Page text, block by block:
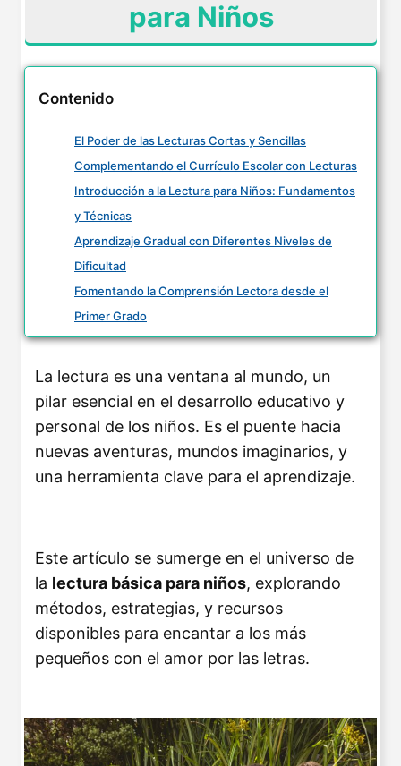
para Niños
Contenido
El Poder de las Lecturas Cortas y Sencillas
Complementando el Currículo Escolar con Lecturas
Introducción a la Lectura para Niños: Fundamentos
y Técnicas
Aprendizaje Gradual con Diferentes Niveles de
Dificultad
Fomentando la Comprensión Lectora desde el
Primer Grado
La lectura es una ventana al mundo, un
pilar esencial en el desarrollo educativo y
personal de los niños. Es el puente hacia
nuevas aventuras, mundos imaginarios, y
una herramienta clave para el aprendizaje.
Este artículo se sumerge en el universo de
la lectura básica para niños, explorando
métodos, estrategias, y recursos
disponibles para encantar a los más
pequeños con el amor por las letras.